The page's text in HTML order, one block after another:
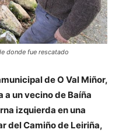
donde fue rescatado
de O Val Miñor,
a un vecino de Baíña
izquierda en una
del Camiño de Leiriña,